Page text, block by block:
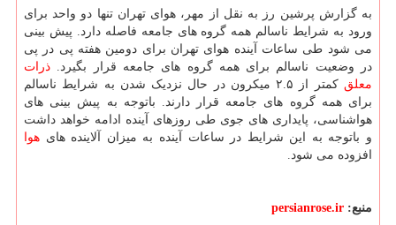
به گزارش پرشین رز به نقل از مهر، هوای تهران تنها دو واحد برای
ورود به شرایط ناسالم همه گروه های جامعه فاصله دارد. پیش بینی
می شود طی ساعات آینده هوای تهران برای دومین هفته پی در پی
در وضعیت ناسالم برای همه گروه های جامعه قرار بگیرد. ذرات
معلق
کمتر از ۲.۵ میکرون در حال نزدیک شدن به شرایط ناسالم
برای همه گروه های جامعه قرار دارند. باتوجه به پیش بینی های
هواشناسی، پایداری های جوی طی روزهای آینده ادامه خواهد داشت
و باتوجه به این شرایط در ساعات آینده به میزان آلاینده های هوا
افزوده می شود.
منبع: persianrose.ir